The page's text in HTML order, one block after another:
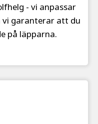
- vi anpassar
vi garanterar att du
på läpparna.